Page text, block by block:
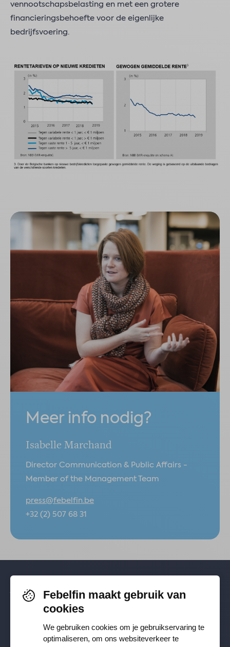
vennootschapsbelasting en met een grotere
financieringsbehoefte voor de eigenlijke
bedrijfsvoering.
Meer info nodig?
Isabelle Marchand
Director Communication & Public Affairs -
Member of the Management Team
press@febelfin.be
+32 (2) 507 68 31
Volg je ons al? Blijf op de hoogte via
Facebook,TikTok
Instagram.
Febelfin maakt gebruik van
cookies
We gebruiken cookies om je gebruikservaring te
optimaliseren, om ons websiteverkeer te